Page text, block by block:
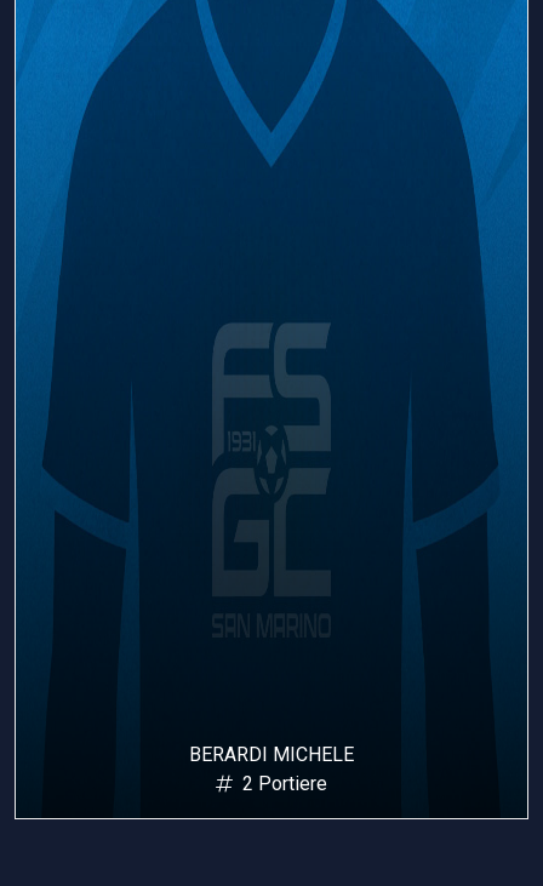
BERARDI MICHELE
2 Portiere